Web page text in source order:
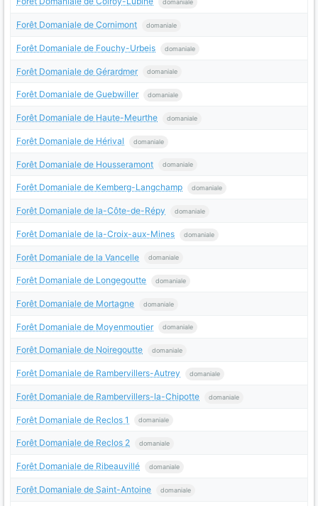
domaniale
Forêt Domaniale de Cornimont domaniale
Forêt Domaniale de Fouchy-Urbeis domaniale
Forêt Domaniale de Gérardmer domaniale
Forêt Domaniale de Guebwiller domaniale
Forêt Domaniale de Haute-Meurthe domaniale
Forêt Domaniale de Hérival domaniale
Forêt Domaniale de Housseramont domaniale
Forêt Domaniale de Kemberg-Langchamp domaniale
Forêt Domaniale de la-Côte-de-Répy domaniale
Forêt Domaniale de la-Croix-aux-Mines domaniale
Forêt Domaniale de la Vancelle domaniale
Forêt Domaniale de Longegoutte domaniale
Forêt Domaniale de Mortagne domaniale
Forêt Domaniale de Moyenmoutier domaniale
Forêt Domaniale de Noiregoutte domaniale
Forêt Domaniale de Rambervillers-Autrey domaniale
Forêt Domaniale de Rambervillers-la-Chipotte domaniale
Forêt Domaniale de Reclos 1 domaniale
Forêt Domaniale de Reclos 2 domaniale
Forêt Domaniale de Ribeauvillé domaniale
Forêt Domaniale de Saint-Antoine domaniale